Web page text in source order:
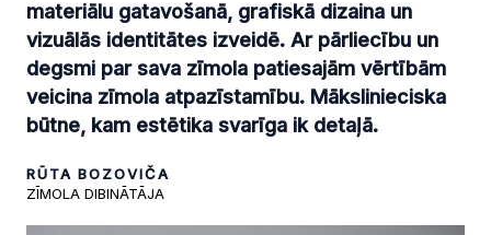
materiālu gatavošanā, grafiskā dizaina un
vizuālās identitātes izveidē. Ar pārliecību un
degsmi par sava zīmola patiesajām vērtībām
veicina zīmola atpazīstamību. Mākslinieciska
būtne, kam estētika svarīga ik detaļā.
RŪTA BOZOVIČA
ZĪMOLA DIBINĀTĀJA